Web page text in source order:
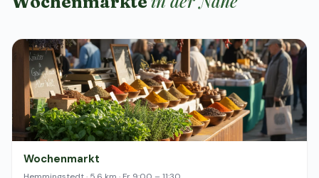
Wochenmarkt